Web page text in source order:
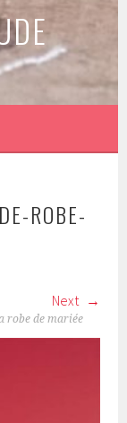
ROBE-
Next
robe de mariée